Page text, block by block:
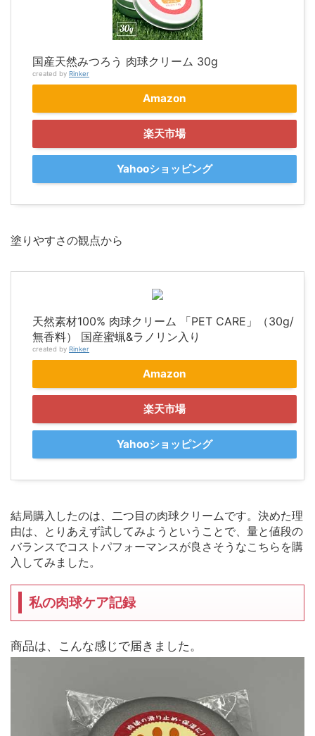
国産天然みつろう 肉球クリーム 30g
created by Rinker
Amazon
楽天市場
Yahooショッピング
塗りやすさの観点から
天然素材100% 肉球クリーム 「PET CARE」（30g/
無香料） 国産蜜蝋&ラノリン入り
created by Rinker
Amazon
楽天市場
Yahooショッピング
結局購入したのは、二つ目の肉球クリームです。決めた理
由は、とりあえず試してみようということで、量と値段の
バランスでコストパフォーマンスが良さそうなこちらを購
入してみました。
私の肉球ケア記録
商品は、こんな感じで届きました。